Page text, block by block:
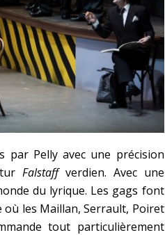
par Pelly avec une précision
Falstaffverdien. Avec une
du lyrique. Les gags font
où les Maillan, Serrault, Poiret
tout particulièrement